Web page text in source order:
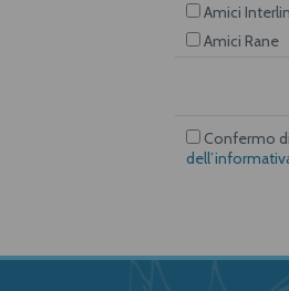
Amici
Amici Rane
Confermo